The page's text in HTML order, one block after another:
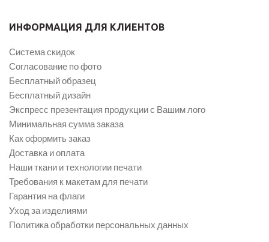
ИНФОРМАЦИЯ ДЛЯ КЛИЕНТОВ
Система скидок
Согласование по фото
Бесплатный образец
Бесплатный дизайн
Экспресс презентация продукции с Вашим лого
Минимальная сумма заказа
Как оформить заказ
Доставка и оплата
Наши ткани и технологии печати
Требования к макетам для печати
Гарантия на флаги
Уход за изделиями
Политика обработки персональных данных